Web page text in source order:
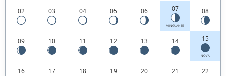
1969
02 03 04 05 06 07
MINGUANTE
08
09 10 11 12 13 14 15
NOVA
16 17 18 19 20 21 22